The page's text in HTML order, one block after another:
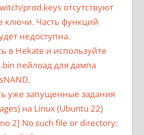
prod.keys отсутствуют
ключи. Часть функций
недоступна.
в Hekate и используйте
пейлоад для дампа
уже запущенные задания
на Linux (Ubuntu 22)
2] No such file or directory: